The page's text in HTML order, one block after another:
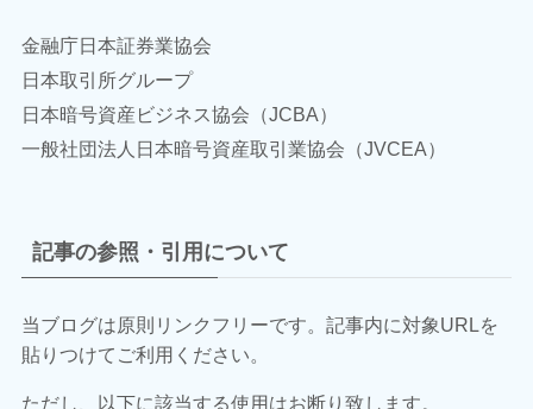
金融庁日本証券業協会
日本取引所グループ
日本暗号資産ビジネス協会（JCBA）
一般社団法人日本暗号資産取引業協会（JVCEA）
記事の参照・引用について
当ブログは原則リンクフリーです。 記事内に対象URLを
貼りつけて ご利用ください。
ただし、以下に該当する使用はお断り致します。